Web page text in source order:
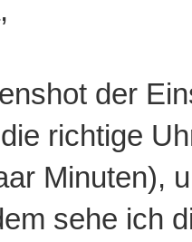
der
richtige
Minuten),
sehe ich